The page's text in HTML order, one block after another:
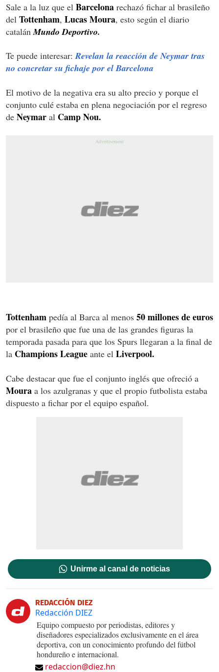
Sale a la luz que el Barcelona rechazó fichar al brasileño
del Tottenham, Lucas Moura, esto según el diario
catalánMundo Deportivo.
Te puede interesar: Revelan la reacción de Neymar tras
no concretar su fichaje por el Barcelona
El motivo de la negativa era su alto precio y porque el
conjunto culé estaba en plena negociación por el regreso
de Neymar al Camp Nou.
Tottenham pedía al Barca al menos 50 millones de euros
por el brasileño que fue una de las grandes figuras la
temporada pasada para que los Spurs llegaran a la final de
la Champions League ante el Liverpool.
Cabe destacar que fue el conjunto inglés que ofreció a
Moura a los azulgranas y que el propio futbolista estaba
dispuesto a fichar por el equipo español.
Unirme al canal de noticias
REDACCIÓN DIEZ
Redacción DIEZ
Equipo compuesto por periodistas, editores y
diseñadores especializados exclusivamente en el área
deportiva, con un conocimiento profundo del fútbol
hondureño e internacional.
redaccion@diez.hn